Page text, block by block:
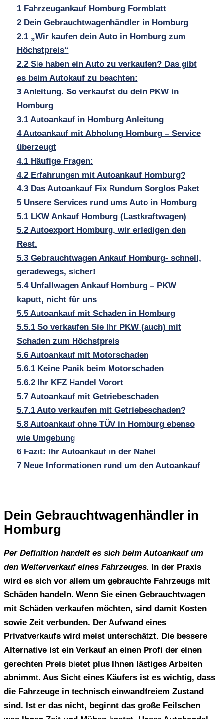
1 Fahrzeugankauf Homburg Formblatt
2 Dein Gebrauchtwagenhändler in Homburg
2.1 „Wir kaufen dein Auto in Homburg zum
Höchstpreis“
2.2 Sie haben ein Auto zu verkaufen? Das gibt
es beim Autokauf zu beachten:
3 Anleitung. So verkaufst du dein PKW in
Homburg
3.1 Autoankauf in Homburg Anleitung
4 Autoankauf mit Abholung Homburg – Service
überzeugt
4.1 Häufige Fragen:
4.2 Erfahrungen mit Autoankauf Homburg?
4.3 Das Autoankauf Fix Rundum Sorglos Paket
5 Unsere Services rund ums Auto in Homburg
5.1 LKW Ankauf Homburg (Lastkraftwagen)
5.2 Autoexport Homburg, wir erledigen den
Rest.
5.3 Gebrauchtwagen Ankauf Homburg- schnell,
geradewegs, sicher!
5.4 Unfallwagen Ankauf Homburg – PKW
kaputt, nicht für uns
5.5 Autoankauf mit Schaden in Homburg
5.5.1 So verkaufen Sie Ihr PKW (auch) mit
Schaden zum Höchstpreis
5.6 Autoankauf mit Motorschaden
5.6.1 Keine Panik beim Motorschaden
5.6.2 Ihr KFZ Handel Vorort
5.7 Autoankauf mit Getriebeschaden
5.7.1 Auto verkaufen mit Getriebeschaden?
5.8 Autoankauf ohne TÜV in Homburg ebenso
wie Umgebung
6 Fazit: Ihr Autoankauf in der Nähe!
7 Neue Informationen rund um den Autoankauf
Dein Gebrauchtwagenhändler in
Homburg
Per Definition handelt es sich beim Autoankauf um
den Weiterverkauf eines Fahrzeuges. In der Praxis
wird es sich vor allem um gebrauchte Fahrzeugs mit
Schäden handeln. Wenn Sie einen Gebrauchtwagen
mit Schäden verkaufen möchten, sind damit Kosten
sowie Zeit verbunden. Der Aufwand eines
Privatverkaufs wird meist unterschätzt. Die bessere
Alternative ist ein Verkauf an einen Profi der einen
gerechten Preis bietet plus Ihnen lästiges Arbeiten
abnimmt. Aus Sicht eines Käufers ist es wichtig, dass
die Fahrzeuge in technisch einwandfreiem Zustand
sind. Ist er das nicht, beginnt das große Feilschen